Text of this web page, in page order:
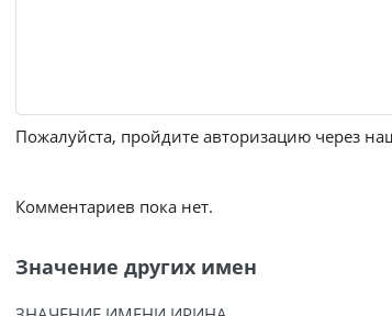
Пожалуйста, пройдите авторизацию через
Комментариев пока нет.
Значение других имен